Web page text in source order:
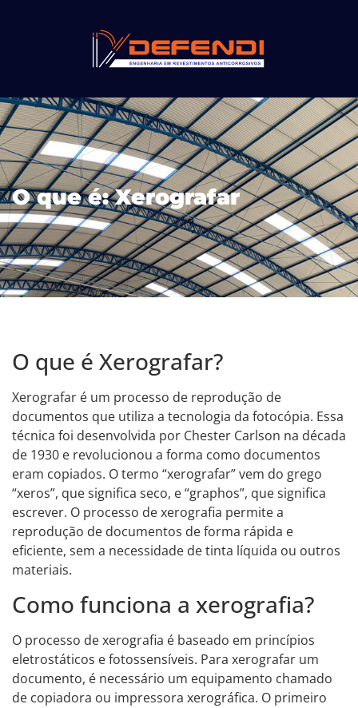
O que é: Xerografar
O que é Xerografar?
Xerografar é um processo de reprodução de
documentos que utiliza a tecnologia da fotocópia. Essa
técnica foi desenvolvida por Chester Carlson na década
de 1930 e revolucionou a forma como documentos
eram copiados. O termo “xerografar” vem do grego
“xeros”, que significa seco, e “graphos”, que significa
escrever. O processo de xerografia permite a
reprodução de documentos de forma rápida e
eficiente, sem a necessidade de tinta líquida ou outros
materiais.
Como funciona a xerografia?
O processo de xerografia é baseado em princípios
eletrostáticos e fotossensíveis. Para xerografar um
documento, é necessário um equipamento chamado
de copiadora ou impressora xerográfica. O primeiro